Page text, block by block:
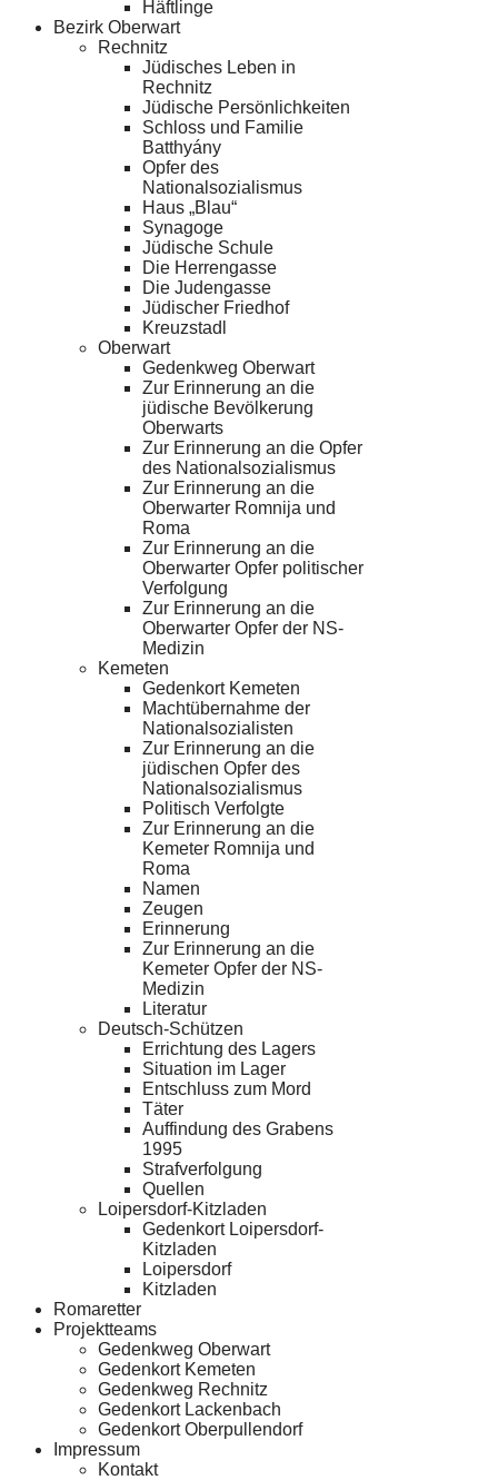
Häftlinge
Bezirk Oberwart
Rechnitz
Jüdisches Leben in
Rechnitz
Jüdische Persönlichkeiten
Schloss und Familie
Batthyány
Opfer des
Nationalsozialismus
Haus „Blau“
Synagoge
Jüdische Schule
Die Herrengasse
Die Judengasse
Jüdischer Friedhof
Kreuzstadl
Oberwart
Gedenkweg Oberwart
Zur Erinnerung an die
jüdische Bevölkerung
Oberwarts
Zur Erinnerung an die Opfer
des Nationalsozialismus
Zur Erinnerung an die
Oberwarter Romnija und
Roma
Zur Erinnerung an die
Oberwarter Opfer politischer
Verfolgung
Zur Erinnerung an die
Oberwarter Opfer der NS-
Medizin
Kemeten
Gedenkort Kemeten
Machtübernahme der
Nationalsozialisten
Zur Erinnerung an die
jüdischen Opfer des
Nationalsozialismus
Politisch Verfolgte
Zur Erinnerung an die
Kemeter Romnija und
Roma
Namen
Zeugen
Erinnerung
Zur Erinnerung an die
Kemeter Opfer der NS-
Medizin
Literatur
Deutsch-Schützen
Errichtung des Lagers
Situation im Lager
Entschluss zum Mord
Täter
Auffindung des Grabens
1995
Strafverfolgung
Quellen
Loipersdorf-Kitzladen
Gedenkort Loipersdorf-
Kitzladen
Loipersdorf
Kitzladen
Romaretter
Projektteams
Gedenkweg Oberwart
Gedenkort Kemeten
Gedenkweg Rechnitz
Gedenkort Lackenbach
Gedenkort Oberpullendorf
Impressum
Kontakt